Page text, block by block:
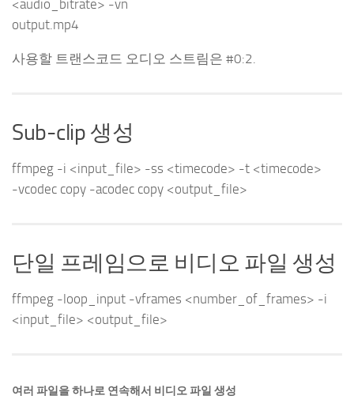
<audio_bitrate> -vn
output.mp4
사용할 트랜스코드 오디오 스트림은 #0:2.
Sub-clip 생성
ffmpeg -i <input_file> -ss <timecode> -t <timecode>
-vcodec copy -acodec copy <output_file>
단일 프레임으로 비디오 파일 생성
ffmpeg -loop_input -vframes <number_of_frames> -i
<input_file> <output_file>
여러 파일을 하나로 연속해서 비디오 파일 생성